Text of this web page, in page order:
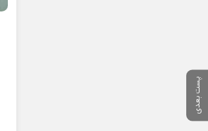
پست بعدی